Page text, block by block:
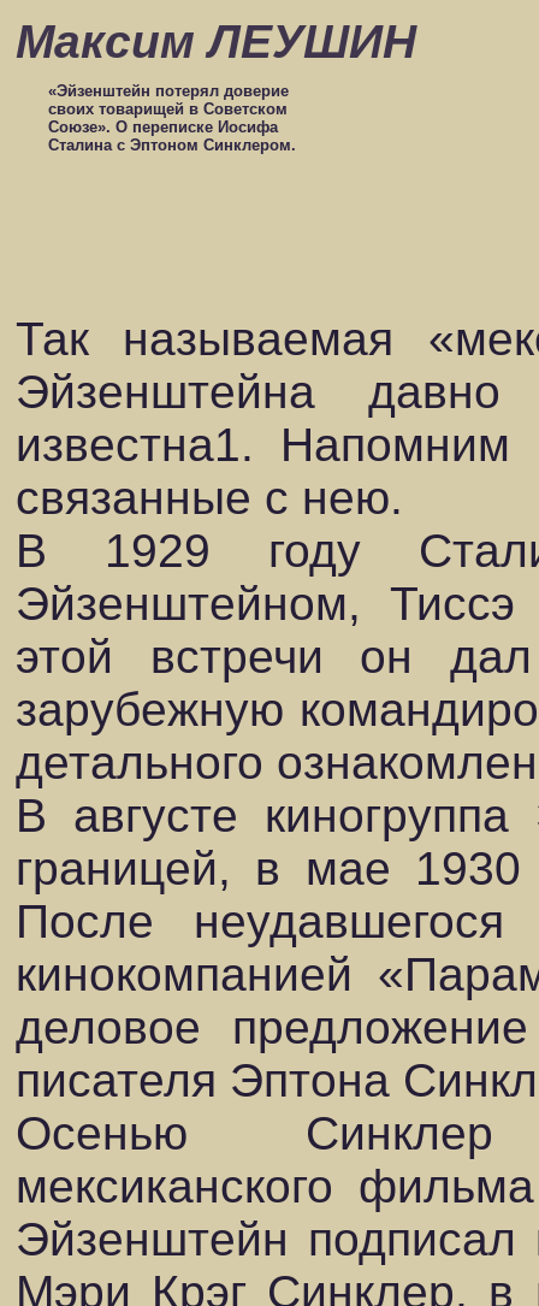
Максим ЛЕУШИН
«Эйзенштейн потерял доверие
своих товарищей в Советском
Союзе». О переписке Иосифа
Сталина с Эптоном Синклером.
Так называемая
Эйзенштейна
известна1. Напомним
связанные с нею.
В 1929 году
Эйзенштейном,
этой встречи он
зарубежную
детального
В августе
границей, в мае
После неудавшегося
кинокомпанией
деловое предложение
писателя Эптона
Осенью Синклер
мексиканского
Эйзенштейн подписал
Мэри Крэг Синклер, в